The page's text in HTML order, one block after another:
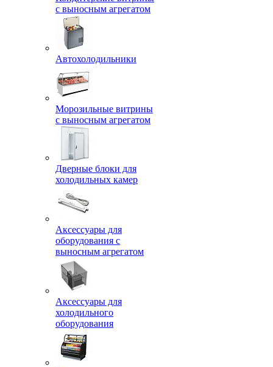
с выносным агрегатом
Автохолодильники
Морозильные витрины
с выносным агрегатом
Дверные блоки для
холодильных камер
Аксессуары для
оборудования с
выносным агрегатом
Аксессуары для
холодильного
оборудования